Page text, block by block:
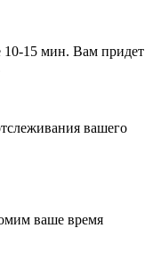
10-15 мин. Вам придет
вашего
ваше время